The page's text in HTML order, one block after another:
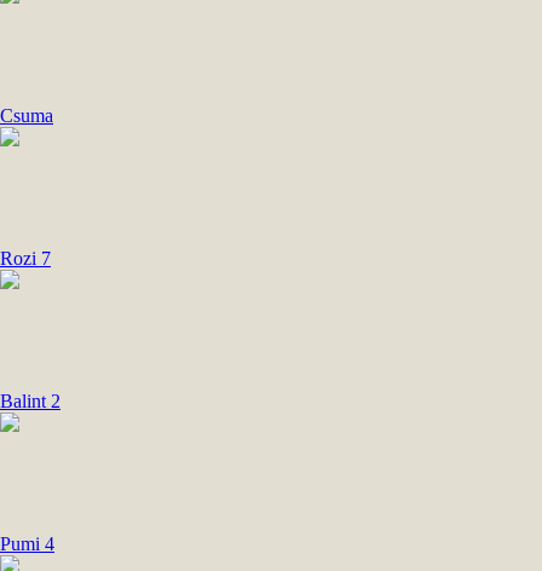
Csuma
Rozi 7
Balint 2
Pumi 4